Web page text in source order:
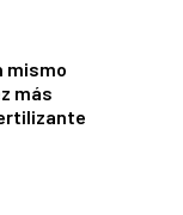
mismo
más